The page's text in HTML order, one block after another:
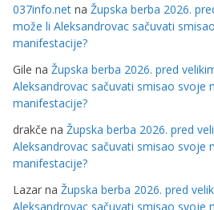
037info.net na Župska berba 2026.
može li Aleksandrovac sačuvati
manifestacije?
Gile na Župska berba 2026. pred
Aleksandrovac sačuvati smisao svoje
manifestacije?
drakče na Župska berba 2026. pred
Aleksandrovac sačuvati smisao svoje
manifestacije?
Lazar na Župska berba 2026. pred
Aleksandrovac sačuvati smisao svoje